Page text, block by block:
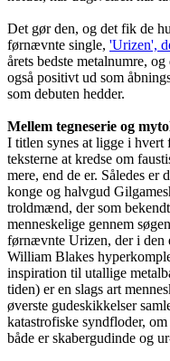
Det gør den, og det fik de
førnævnte single, 'Urizen',
årets bedste metalnumre,
også positivt ud som
som debuten hedder.
Mellem tegneserie og
I titlen synes at ligge i hvert
teksterne at kredse om
mere, end de er. Således er
konge og halvgud
troldmænd, der som
menneskelige gennem
førnævnte Urizen, der i den
William Blakes
inspiration til utallige
tiden) er en slags art
øverste gudeskikkelser
katastrofiske syndfloder,
både er skabergudinde og